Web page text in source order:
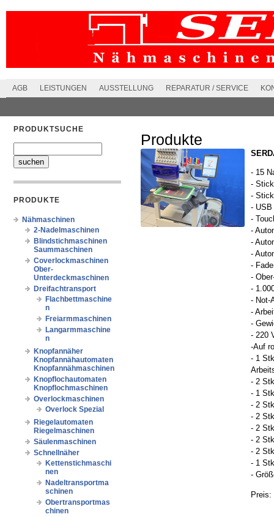
AGB LEISTUNGEN AUSSTELLUNG REPARATUR / SERVICE
PRODUKTSUCHE
PRODUKTE
Nähmaschinen
2-Nadelmaschinen
Blindstichmaschinen
Saummaschinen
Coverlockmaschinen
Ober-
Unterdeckmaschinen
Dreifachtransport
Flachbettmaschine
n
Freiarmmaschinen
Langarmmaschine
n
Knopfannäher
Knopfannähautomaten
Knopfannähmaschinen
Knopflochautomaten
Knopflochmaschinen
Overlockmaschinen
Overlock Spezial
Riegelautomaten
Riegelmaschinen
Säulenmaschinen
Schnellnäher
Kettenstichmaschi
nen
Nadeltransportma
schinen
Obertransportmas
chinen
Produkte
- 15
-
-
-
-
-
-
-
-
-
-
- Not-
-
-
- 220
-Auf
- 1
- 2
- 1
- 2
- 2
- 2
- 2
- 2
- 1
-
Preis: